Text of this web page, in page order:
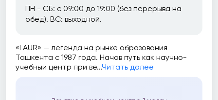
ПН - СБ: с 09:00 до 19:00 (без перерыва на
обед). ВС: выходной.
«LAUR» — легенда на рынке образования
Ташкента с 1987 года. Начав путь как научно-
учебный центр при ве...Читать далее